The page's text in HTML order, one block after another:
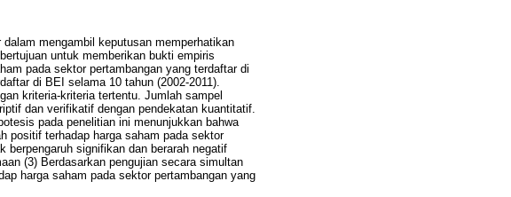
mengambil keputusan memperhatikan
untuk memberikan bukti empiris
pada sektor pertambangan yang terdaftar di
di BEI selama 10 tahun (2002-2011).
kriteria-kriteria tertentu. Jumlah sampel
dan verifikatif dengan pendekatan kuantitatif.
pada penelitian ini menunjukkan bahwa
positif terhadap harga saham pada sektor
berpengaruh signifikan dan berarah negatif
(3) Berdasarkan pengujian secara simultan
harga saham pada sektor pertambangan yang